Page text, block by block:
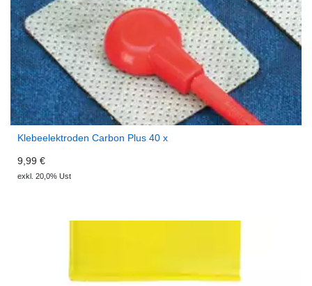
Klebeelektroden Carbon Plus 40 x
9,99 €
exkl. 20,0% Ust